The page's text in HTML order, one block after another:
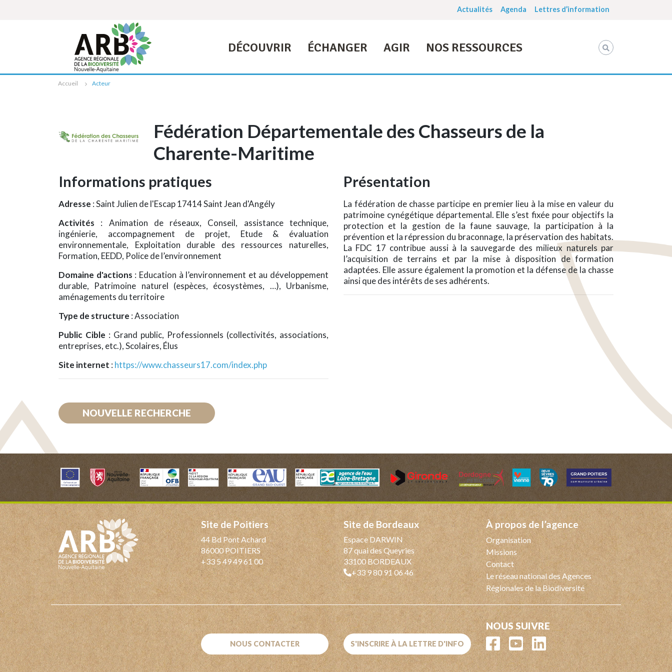
Actualités Agenda Lettres d’information
DÉCOUVRIR ÉCHANGER AGIR NOS RESSOURCES
Accueil Acteur
Fédération Départementale des Chasseurs de la
Charente-Maritime
Informations pratiques
Adresse : Saint Julien de l'Escap 17414 Saint Jean d'Angély
Activités : Animation de réseaux, Conseil, assistance technique,
ingénierie, accompagnement de projet, Etude & évaluation
environnementale, Exploitation durable des ressources naturelles,
Formation, EEDD, Police de l’environnement
Domaine d'actions : Education à l’environnement et au développement
durable, Patrimoine naturel (espèces, écosystèmes, …), Urbanisme,
aménagements du territoire
Type de structure : Association
Public Cible : Grand public, Professionnels (collectivités, associations,
entreprises, etc.), Scolaires, Élus
Site internet : https://www.chasseurs17.com/index.php
Présentation
La fédération de chasse participe en premier lieu à la mise en valeur du
patrimoine cynégétique départemental. Elle s’est fixée pour objectifs la
protection et la gestion de la faune sauvage, la participation à la
prévention et la répression du braconnage, la préservation des habitats.
La FDC 17 contribue aussi à la sauvegarde des milieux naturels par
l’acquisition de terrains et par la mise à disposition de formation
adaptées. Elle assure également la promotion et la défense de la chasse
ainsi que des intérêts de ses adhérents.
NOUVELLE RECHERCHE
Site de Poitiers
44 Bd Pont Achard
86000 POITIERS
+33 5 49 49 61 00
Site de Bordeaux
Espace DARWIN
87 quai des Queyries
33100 BORDEAUX
+33 9 80 91 06 46
à propos de l’agence
Organisation
Missions
Contact
Le réseau national des Agences
Régionales de la Biodiversité
NOUS CONTACTER S'INSCRIRE À LA LETTRE D'INFO
NOUS SUIVRE